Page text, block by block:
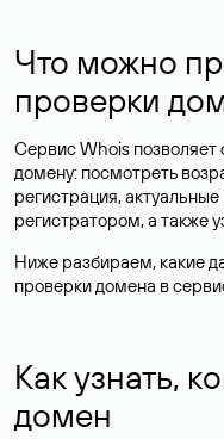
Что можно
проверки
Сервис Whois
домену: посмотреть
регистрация,
регистратором, а также
Ниже разбираем, какие
проверки домена в
Как узнать,
домен